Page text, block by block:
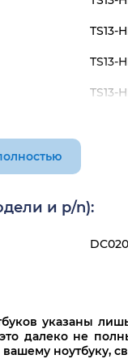
TS13-
TS13-
TS13-
и p/n):
указаны
далеко не
ноутбуку,